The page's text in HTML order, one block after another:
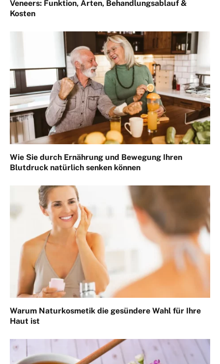
Veneers: Funktion, Arten, Behandlungsablauf &
Kosten
Wie Sie durch Ernährung und Bewegung Ihren
Blutdruck natürlich senken können
Warum Naturkosmetik die gesündere Wahl für Ihre
Haut ist